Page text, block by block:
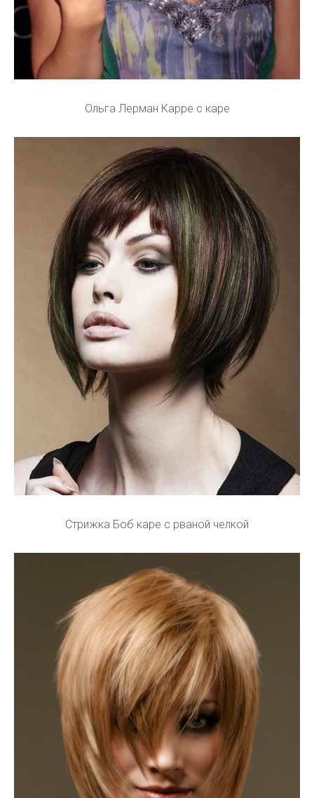
Ольга Лерман Карре с каре
Стрижка Боб каре с рваной челкой